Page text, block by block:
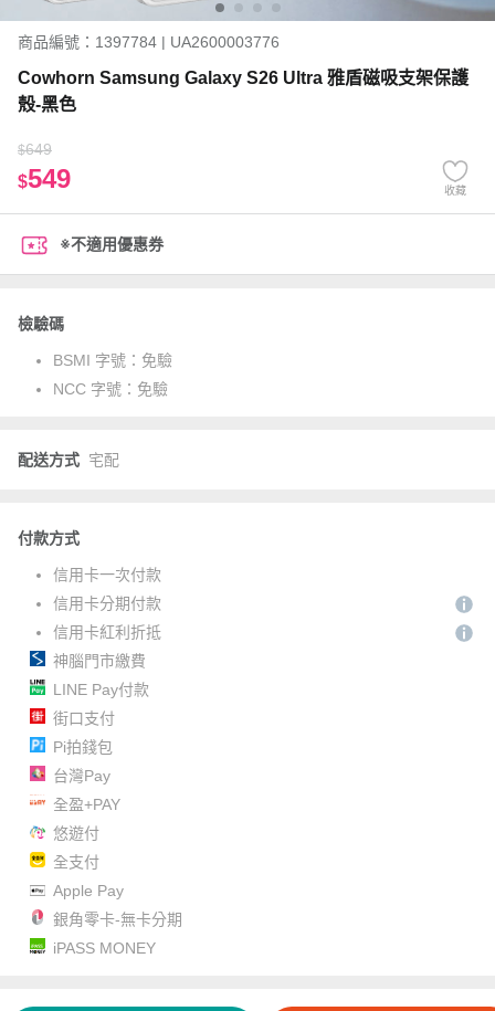
商品編號：1397784 | UA2600003776
Cowhorn Samsung Galaxy S26 Ultra 雅盾磁吸支架保護
殼-黑色
$649
$549 收藏
※不適用優惠券
檢驗碼
BSMI 字號： 免驗
NCC 字號： 免驗
配送方式 宅配
付款方式
信用卡一次付款
信用卡分期付款
信用卡紅利折抵
神腦門市繳費
LINE Pay付款
街口支付
Pi拍錢包
台灣Pay
全盈+PAY
悠遊付
全支付
Apple Pay
銀角零卡-無卡分期
iPASS MONEY